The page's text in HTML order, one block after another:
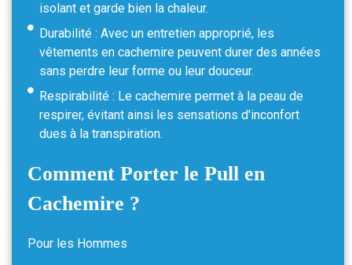
isolant et garde bien la chaleur.
Durabilité : Avec un entretien approprié, les
vêtements en cachemire peuvent durer des années
sans perdre leur forme ou leur douceur.
Respirabilité : Le cachemire permet à la peau de
respirer, évitant ainsi les sensations d'inconfort
dues à la transpiration.
Comment Porter le Pull en
Cachemire ?
Pour les Hommes